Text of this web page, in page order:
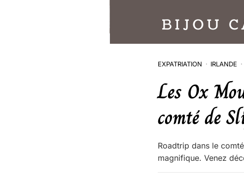
EXPATRIATION IRLANDE
Les Ox
comté de
Roadtrip dans le
magnifique. Venez